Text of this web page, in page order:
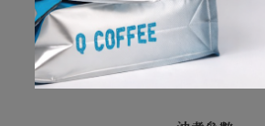
淺烘焙及淺中焙咖啡豆
中烘焙、中深、深烘焙
環境溫度略高(夏天)條件，可能會